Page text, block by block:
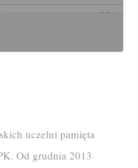
uczelni pamięta
Od grudnia 2013